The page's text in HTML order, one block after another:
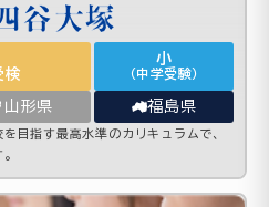
検
小
（中学受験）
山形県 福島県
目指す最高水準のカリキュラムで、